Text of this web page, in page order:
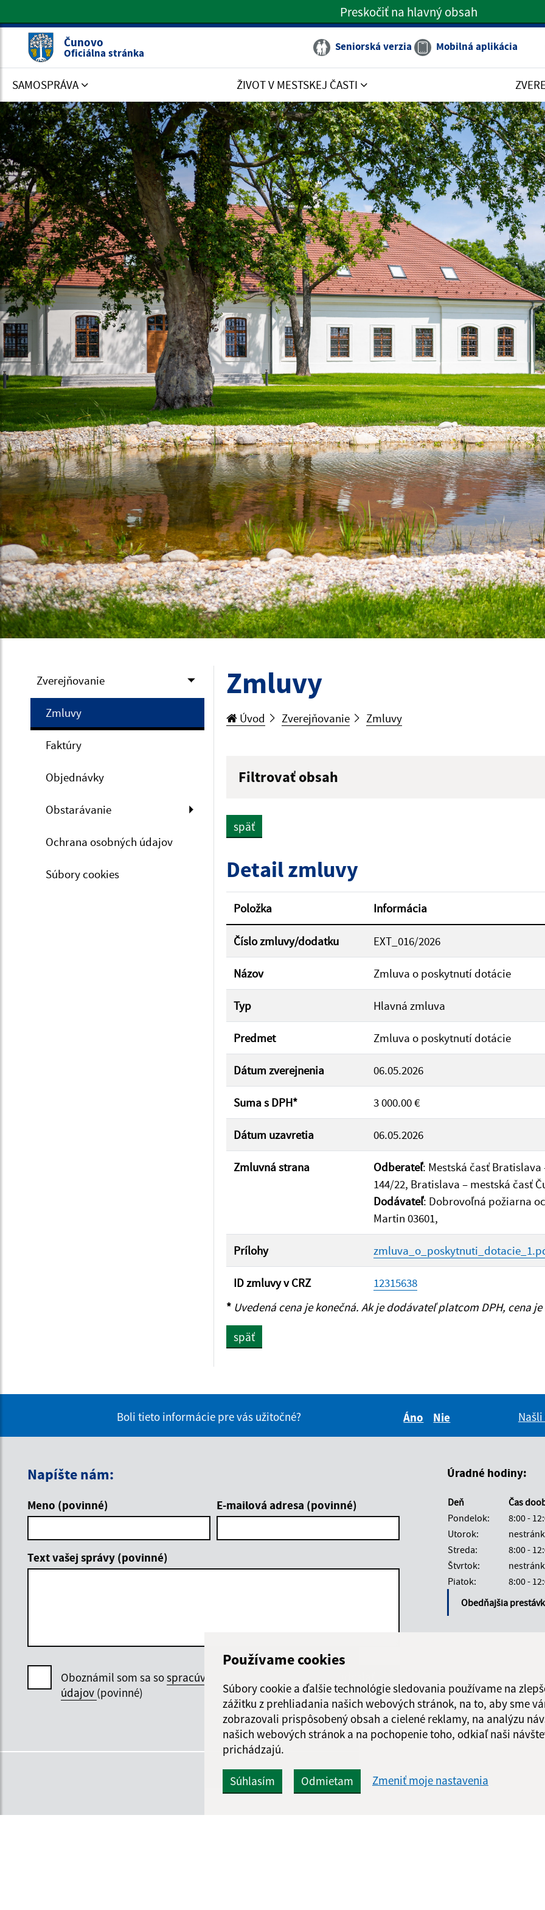
Používame cookies
Súbory cookie a ďalšie technológie sledovania používame na
zážitku z prehliadania našich webových stránok, na to, aby sme
zobrazovali prispôsobený obsah a cielené reklamy, na analýzu
našich webových stránok a na pochopenie toho, odkiaľ naši
prichádzajú.
Súhlasím Odmietam Zmeniť moje nastavenia
Preskočiť na hlavné menu
Preskočiť na hlavný obsah
Čunovo
Oficiálna stránka Seniorská verzia Mobilná aplikácia
SAMOSPRÁVA ŽIVOT V MESTSKEJ ČASTI
Zverejňovanie
Zmluvy
Faktúry
Objednávky
Obstarávanie
Ochrana osobných údajov
Súbory cookies
Zmluvy
Úvod Zverejňovanie Zmluvy
Filtrovať obsah
Suma od:
Filtrovať
späť
Detail zmluvy
Položka Informácia
Číslo zmluvy/dodatku EXT_016/2026
Názov Zmluva o poskytnutí dotácie
Typ Hlavná zmluva
Predmet Zmluva o poskytnutí dotácie
Dátum zverejnenia 06.05.2026
Suma s DPH* 3 000.00 €
Dátum uzavretia 06.05.2026
Zmluvná strana Odberateľ: Mestská časť Bratislava
144/22, Bratislava – mestská časť
Dodávateľ: Dobrovoľná požiarna
Martin 03601,
Prílohy
ID zmluvy v CRZ
12315638
* Uvedená cena je konečná. Ak je dodávateľ platcom DPH, cena
späť
Boli tieto informácie pre vás užitočné?
Áno
Nie
Napíšte nám:
Meno (povinné) E-mailová adresa (povinné)
Text vašej správy (povinné)
Oboznámil som sa sospracúvaním osobných
údajov (povinné) správu
Úradné hodiny:
Deň Čas
Pondelok:
8:00 -
Utorok:
Streda:
8:00 -
Štvrtok:
Piatok:
8:00 -
Obedňajšia